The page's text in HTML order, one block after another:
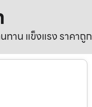
าน แข็งแรง ราคาถูก